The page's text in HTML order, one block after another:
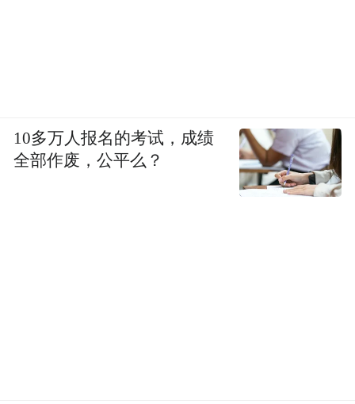
10多万人报名的考试，成绩
全部作废，公平么？